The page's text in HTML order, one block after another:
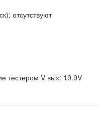
отсутствуют
тестером V вых: 19.9V